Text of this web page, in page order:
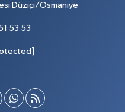
Düziçi/Osmaniye
53 53